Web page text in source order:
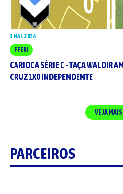
3 MAI. 2026
FFERJ
CARIOCA SÉRIE C - TAÇA WALDIR
CRUZ 1X0 INDEPENDENTE
VEJA MAIS
PARCEIROS